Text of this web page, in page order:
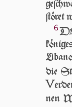
ſtö­ret
6
die
V
nen